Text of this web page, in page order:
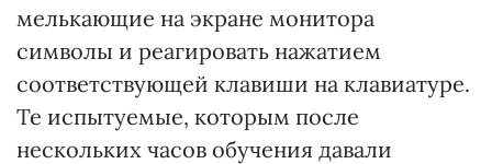
мелькающие на экране монитора
символы и реагировать нажатием
соответствующей клавиши на клавиатуре.
Те испытуемые, которым после
нескольких часов обучения давали